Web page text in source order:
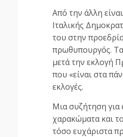
Από την άλλη
Ιταλικής
του στην
πρωθυπουργός.
μετά την εκλογή
που «είναι στα
εκλογές.
Μια συζήτηση
χαρακώματα και
τόσο ευχάριστα